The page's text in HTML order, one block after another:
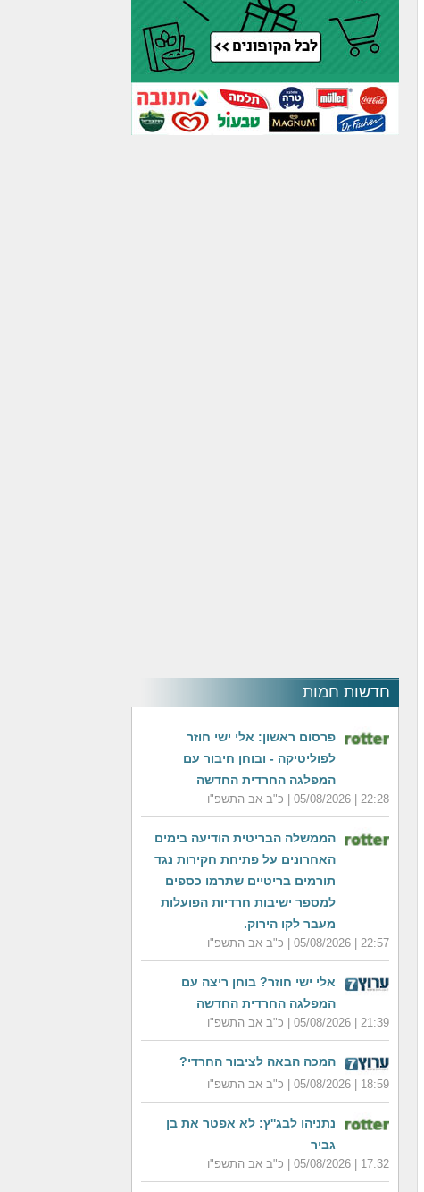
חדשות חמות
פרסום ראשון: אלי ישי חוזר
לפוליטיקה - ובוחן חיבור עם
המפלגה החרדית החדשה
22:28 | 05/08/2026 | כ"ב אב התשפ"ו
‏הממשלה הבריטית הודיעה בימים
האחרונים על פתיחת חקירות נגד
תורמים בריטיים שתרמו כספים
למספר ישיבות חרדיות הפועלות
מעבר לקו הירוק.
22:57 | 05/08/2026 | כ"ב אב התשפ"ו
אלי ישי חוזר? בוחן ריצה עם
המפלגה החרדית החדשה
21:39 | 05/08/2026 | כ"ב אב התשפ"ו
המכה הבאה לציבור החרדי?
18:59 | 05/08/2026 | כ"ב אב התשפ"ו
נתניהו לבג''ץ: לא אפטר את בן
גביר
17:32 | 05/08/2026 | כ"ב אב התשפ"ו